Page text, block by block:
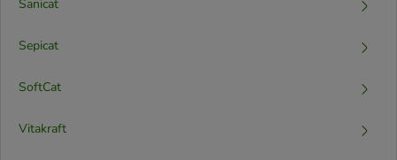
Sanicat
Sepicat
SoftCat
Vitakraft